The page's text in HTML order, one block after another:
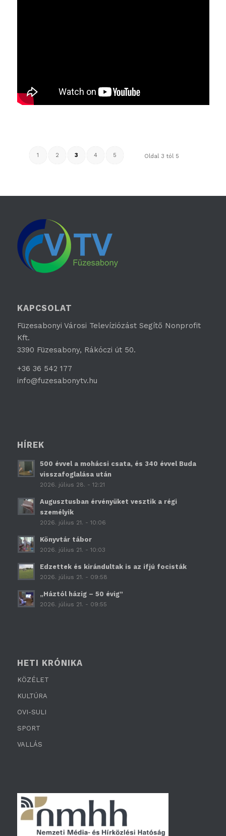
Oldal 3 tól 5
1 2 3 4 5
KAPCSOLAT
Füzesabonyi Városi Televíziózást Segítő Nonprofit
Kft.
3390 Füzesabony, Rákóczi út 50.
+36 36 542 177
info@fuzesabonytv.hu
HÍREK
500 évvel a mohácsi csata, és 340 évvel Buda
visszafoglalása után
2026. július 28. - 12:21
Augusztusban érvényüket vesztik a régi
személyik
2026. július 21. - 10:06
Könyvtár tábor
2026. július 21. - 10:03
Edzettek és kirándultak is az ifjú focisták
2026. július 21. - 09:58
„Háztól házig – 50 évig”
2026. július 21. - 09:55
HETI KRÓNIKA
KÖZÉLET
KULTÚRA
OVI-SULI
SPORT
VALLÁS